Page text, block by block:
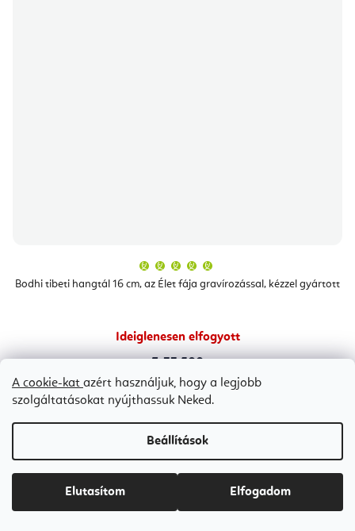
A cookie-kat azért használjuk, hogy a legjobb
szolgáltatásokat nyújthassuk Neked.
Beállítások
Elutasítom Elfogadom
Bodhi tibeti hangtál 16 cm, az Élet fája gravírozással, kézzel gyártott
átlagos
értékelése
Ideiglenesen elfogyott
Ft33 500
10 cm 12 cm 15 cm 20 cm